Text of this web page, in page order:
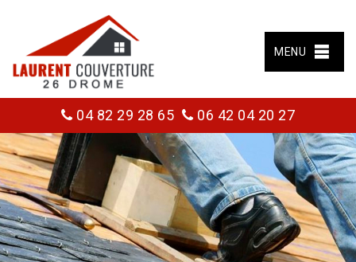
MENU
04 82 29 28 65 06 42 04 20 27